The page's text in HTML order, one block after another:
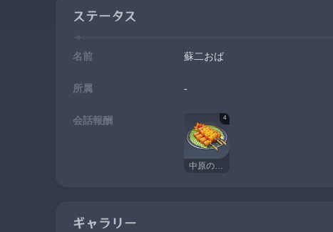
ステータス
名前 蘇二おば
所属 -
会話報酬 4
中原のもつ焼き
ギャラリー